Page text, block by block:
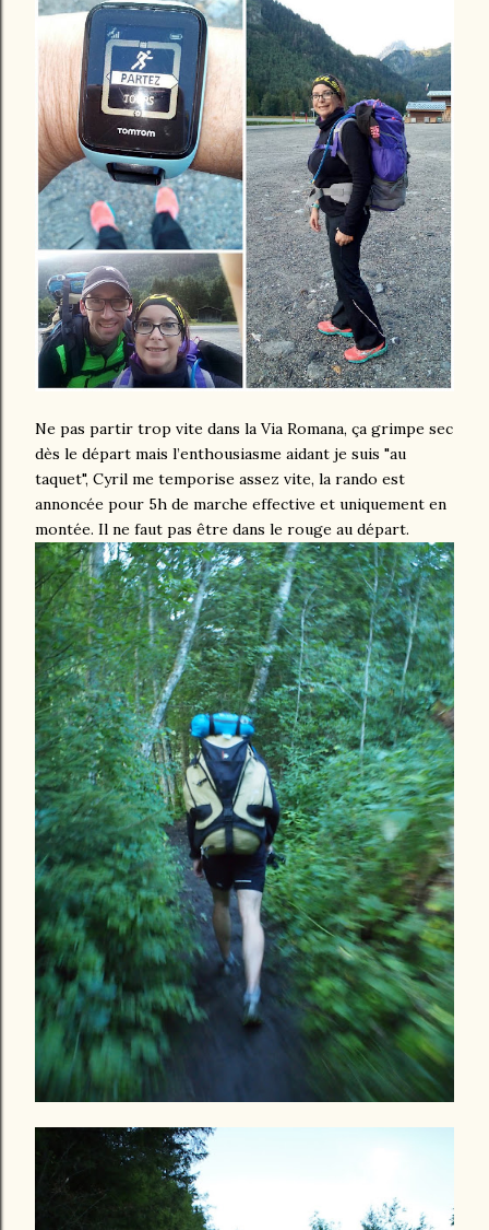
Ne pas partir trop vite dans la Via Romana, ça grimpe sec
dès le départ mais l’enthousiasme aidant je suis "au
taquet", Cyril me temporise assez vite, la rando est
annoncée pour 5h de marche effective et uniquement en
montée. Il ne faut pas être dans le rouge au départ.